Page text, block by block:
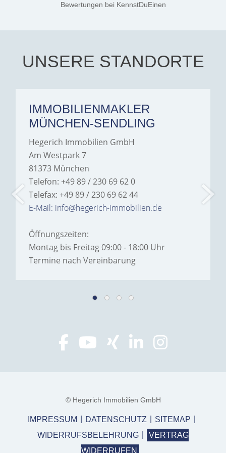
Jamrowâ€”she was
exceptionally professional,
Hegerich Immobilien to
anyone looking for a home.
Bewertungen bei KennstDuEinen
UNSERE STANDORTE
IMMOBILIENMAKLER
MÜNCHEN-SENDLING
Hegerich Immobilien GmbH
Am Westpark 7
81373 München
Telefon: +49 89 / 230 69 62 0
Telefax: +49 89 / 230 69 62 44
E-Mail: info@hegerich-immobilien.de
Öffnungszeiten:
Montag bis Freitag 09:00 - 18:00 Uhr
Termine nach Vereinbarung
© Hegerich Immobilien GmbH
IMPRESSUM DATENSCHUTZ
SITEMAP
WIDERRUFSBELEHRUNG
VERTRAG
WIDERRUFEN